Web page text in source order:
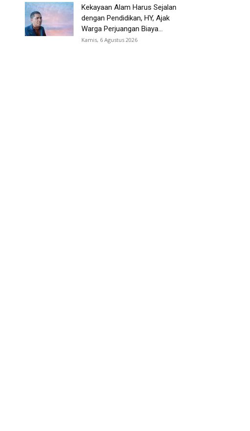
Kekayaan Alam Harus Sejalan
dengan Pendidikan, HY, Ajak
Warga Perjuangan Biaya...
Kamis, 6 Agustus 2026